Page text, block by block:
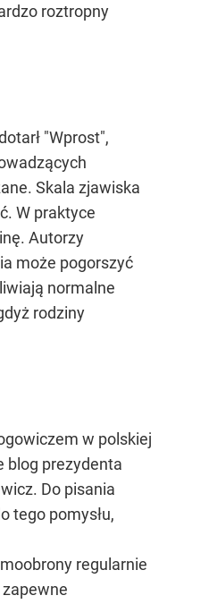
roztropny
"Wprost",
Skala zjawiska
W praktyce
Autorzy
może pogorszyć
normalne
rodziny
w polskiej
blog prezydenta
Do pisania
tego pomysłu,
regularnie